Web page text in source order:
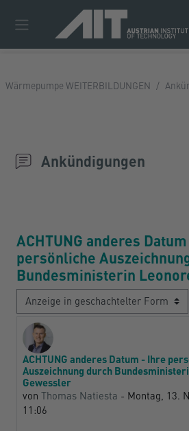
Website-Übersicht
Wärmepumpe WEITERBILDUNGEN
Ankündigungen
ACHTUNG anderes
persönliche
Bundesministerin
Anzeigemodus
ACHTUNG anderes Datum - Ihre
Auszeichnung durch
Gewessler
von Thomas Natiesta - Montag, 13.
11:06
Anzahl Antworten: 0